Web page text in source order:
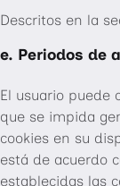
Descritos en la
e. Periodos de
El usuario puede
que se impida
cookies en su
está de acuerdo
establecidas las